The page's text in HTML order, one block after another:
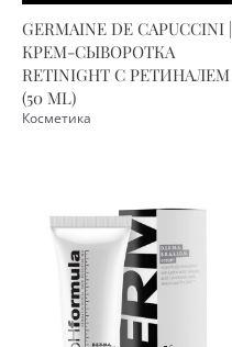
GERMAINE DE CAPUCCINI |
КРЕМ-СЫВОРОТКА
RETINIGHT С РЕТИНАЛЕМ
(50 ML)
Косметика